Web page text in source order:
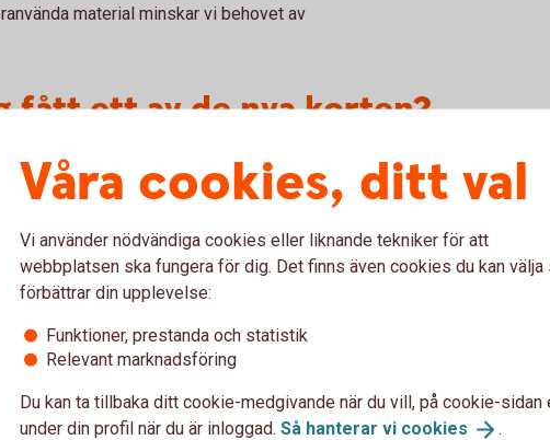
material minskar vi behovet av
fått ett av de nya korten?
tryckt på baksidan.
eller funktionen på korten?
används också på precis samma sätt.
kommer jag att få den
Våra cookies, ditt val
Vi använder nödvändiga cookies eller liknande tekniker för att
webbplatsen ska fungera för dig. Det finns även cookies du kan välja
förbättrar din upplevelse:
Funktioner, prestanda och statistik
Relevant marknadsföring
Du kan ta tillbaka ditt cookie-medgivande när du vill, på cookie-sidan
under din profil när du är inloggad. Så hanterar vi cookies .